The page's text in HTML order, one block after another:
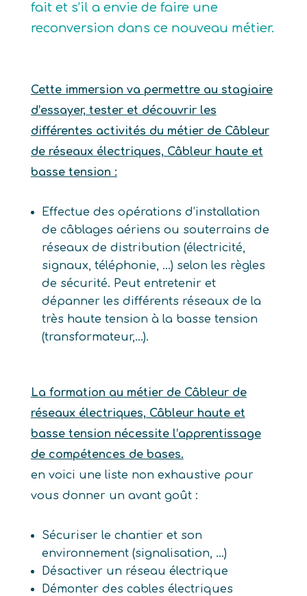
fait et s’il a envie de faire une
reconversion dans ce nouveau métier.
Cette immersion va permettre au stagiaire
d’essayer, tester et découvrir les
différentes activités du métier de Câbleur
de réseaux électriques, Câbleur haute et
basse tension :
Effectue des opérations d’installation
de câblages aériens ou souterrains de
réseaux de distribution (électricité,
signaux, téléphonie, …) selon les règles
de sécurité. Peut entretenir et
dépanner les différents réseaux de la
très haute tension à la basse tension
(transformateur,…).
La formation au métier de Câbleur de
réseaux électriques, Câbleur haute et
basse tension nécessite l’apprentissage
de compétences de bases.
en voici une liste non exhaustive pour
vous donner un avant goût :
Sécuriser le chantier et son
environnement (signalisation, ...)
Désactiver un réseau électrique
Démonter des cables électriques